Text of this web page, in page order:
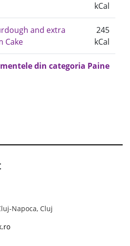
kCal
and extra
Cake
245
kCal
din categoria Paine
Napoca, Cluj